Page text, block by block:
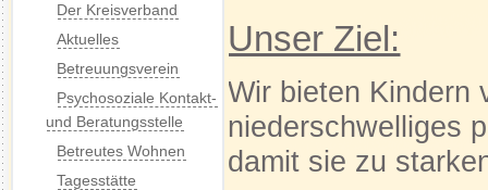
Unser Ziel:
Wir bieten Kindern
niederschwelliges
damit sie zu
Der Kreisverband
Aktuelles
Betreuungsverein
Psychosoziale Kontakt-
und Beratungsstelle
Betreutes Wohnen
Tagesstätte